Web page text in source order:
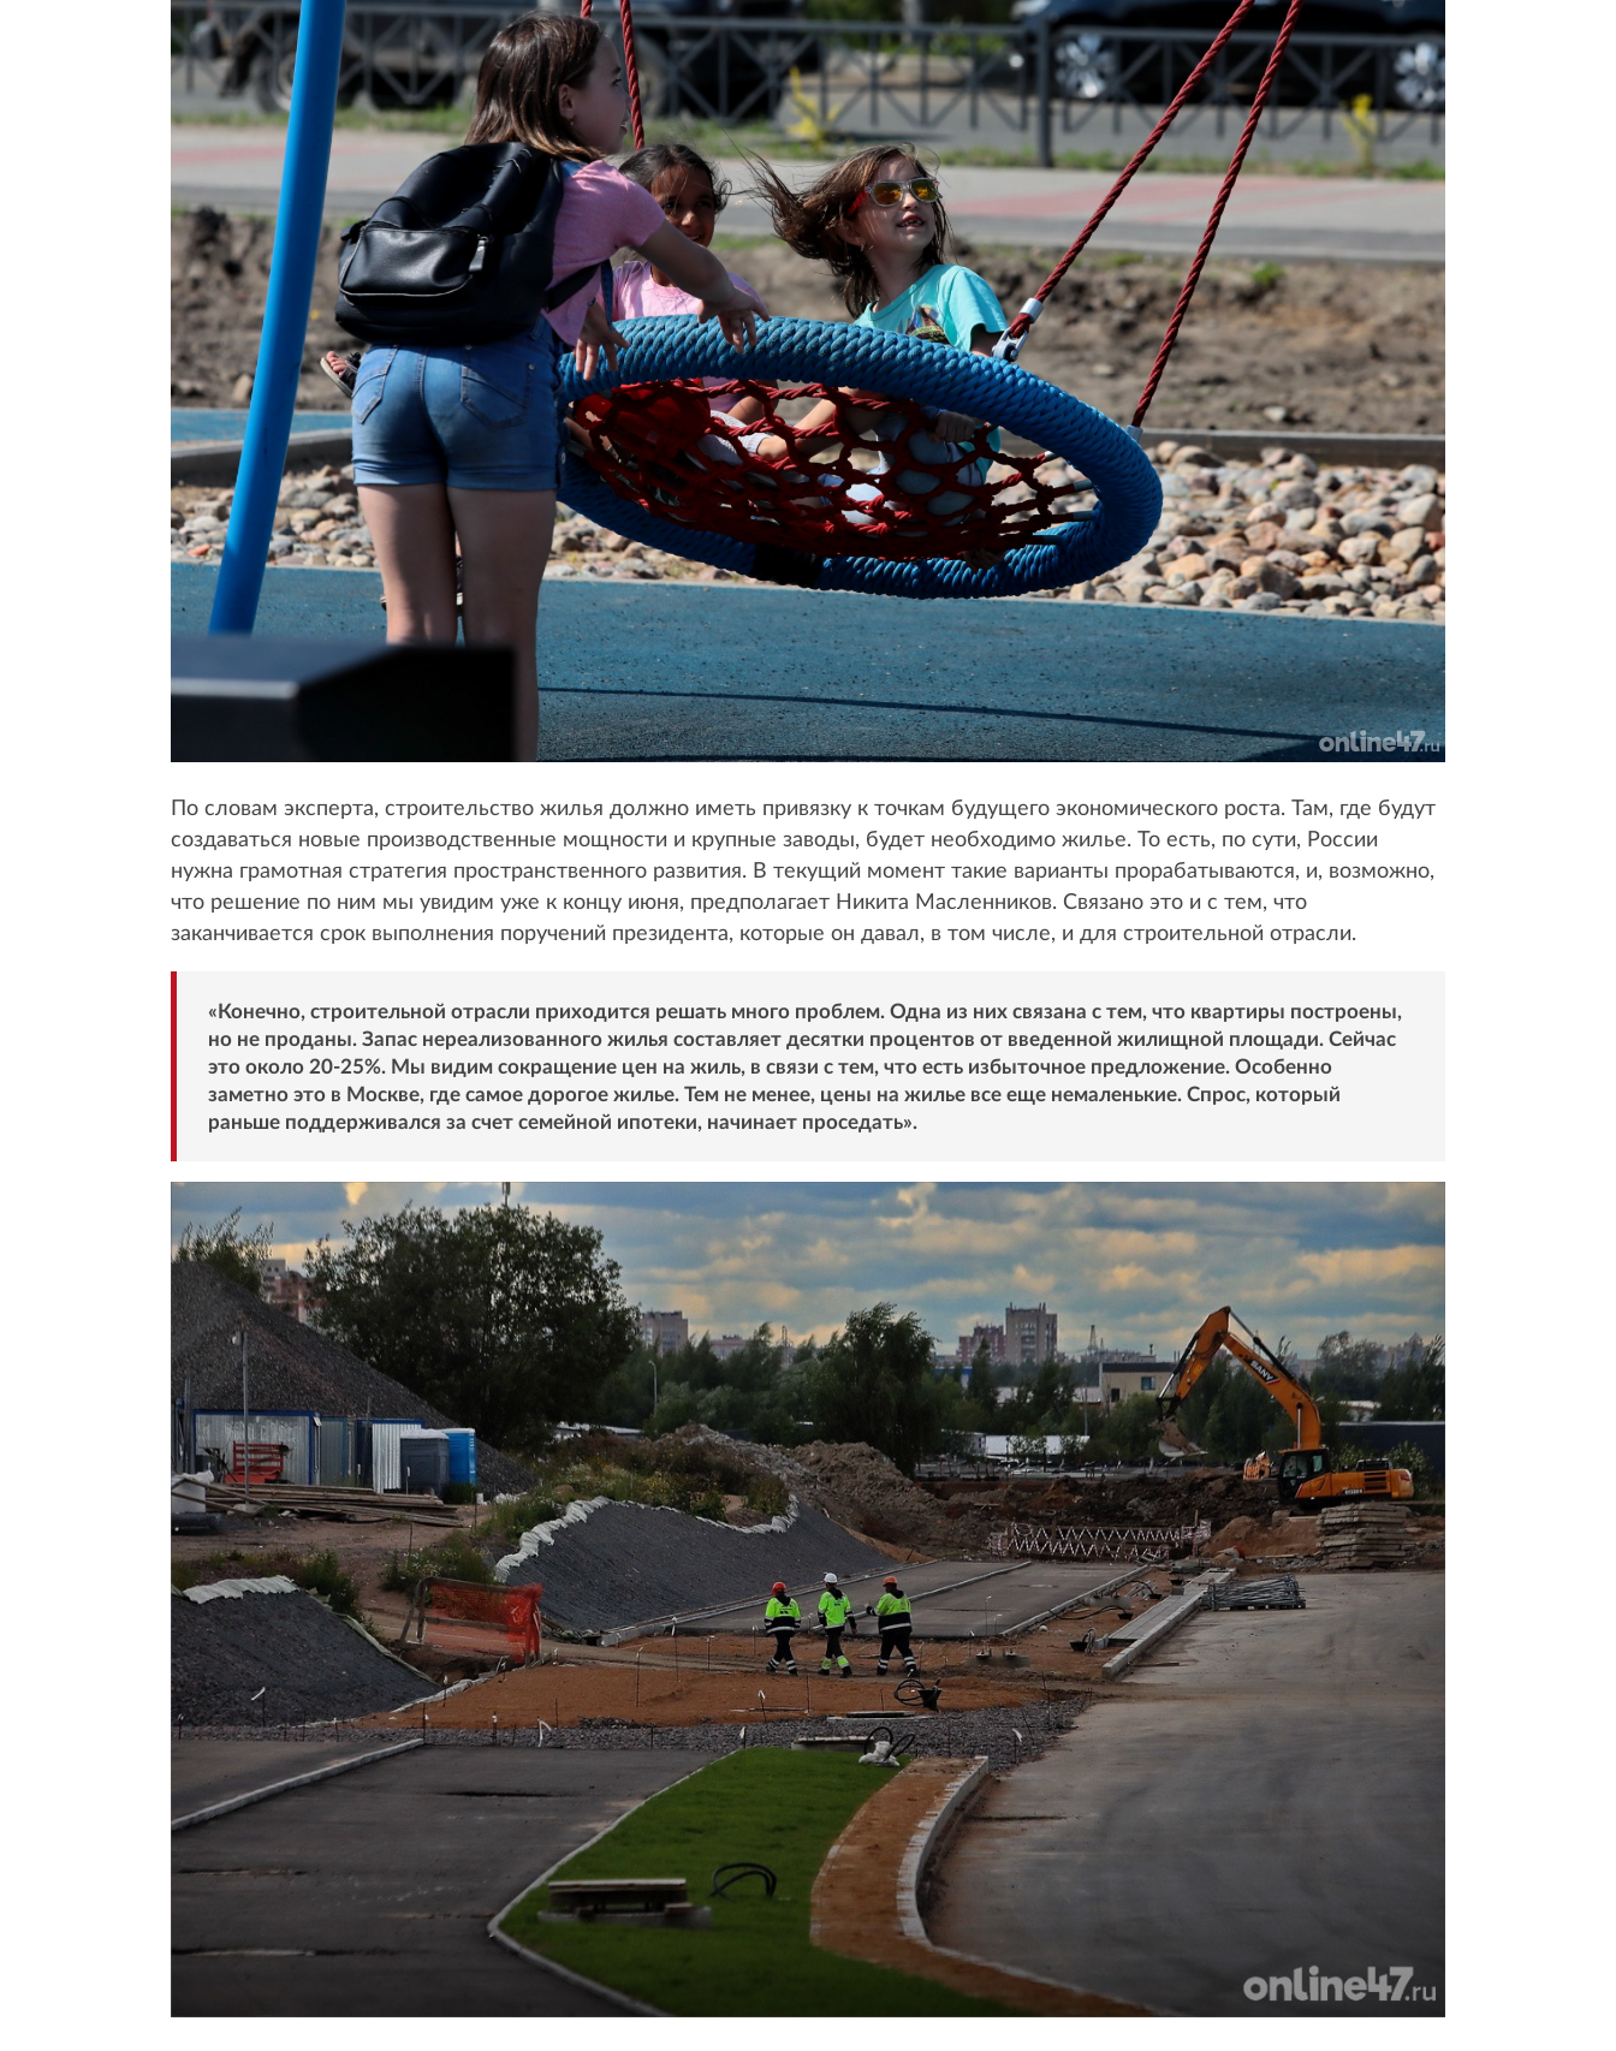
По словам эксперта, строительство жилья должно иметь привязку к точкам будущего экономического роста. Там, где будут
создаваться новые производственные мощности и крупные заводы, будет необходимо жилье. То есть, по сути, России
нужна грамотная стратегия пространственного развития. В текущий момент такие варианты прорабатываются, и, возможно,
что решение по ним мы увидим уже к концу июня, предполагает Никита Масленников. Связано это и с тем, что
заканчивается срок выполнения поручений президента, которые он давал, в том числе, и для строительной отрасли.
«Конечно, строительной отрасли приходится решать много проблем. Одна из них связана с тем, что квартиры построены,
но не проданы. Запас нереализованного жилья составляет десятки процентов от введенной жилищной площади. Сейчас
это около 20-25%. Мы видим сокращение цен на жиль, в связи с тем, что есть избыточное предложение. Особенно
заметно это в Москве, где самое дорогое жилье. Тем не менее, цены на жилье все еще немаленькие. Спрос, который
раньше поддерживался за счет семейной ипотеки, начинает проседать».